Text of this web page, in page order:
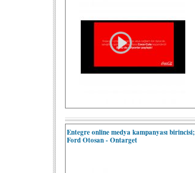
Entegre online medya kampanyası birincisi;
Ford Otosan - Ontarget